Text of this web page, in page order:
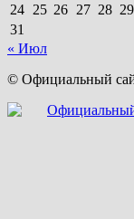
24 25 26 27 28 29
31
« Июл
© Официальный